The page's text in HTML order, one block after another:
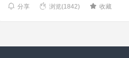
分享 浏览(1842) 收藏